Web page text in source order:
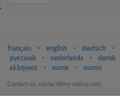
français ⋅ english ⋅ deutsch ⋅
русский
⋅ nederlands ⋅ dansk
ελληνικά
⋅ norsk ⋅ suomi
Contact us: contact@my-radios.com